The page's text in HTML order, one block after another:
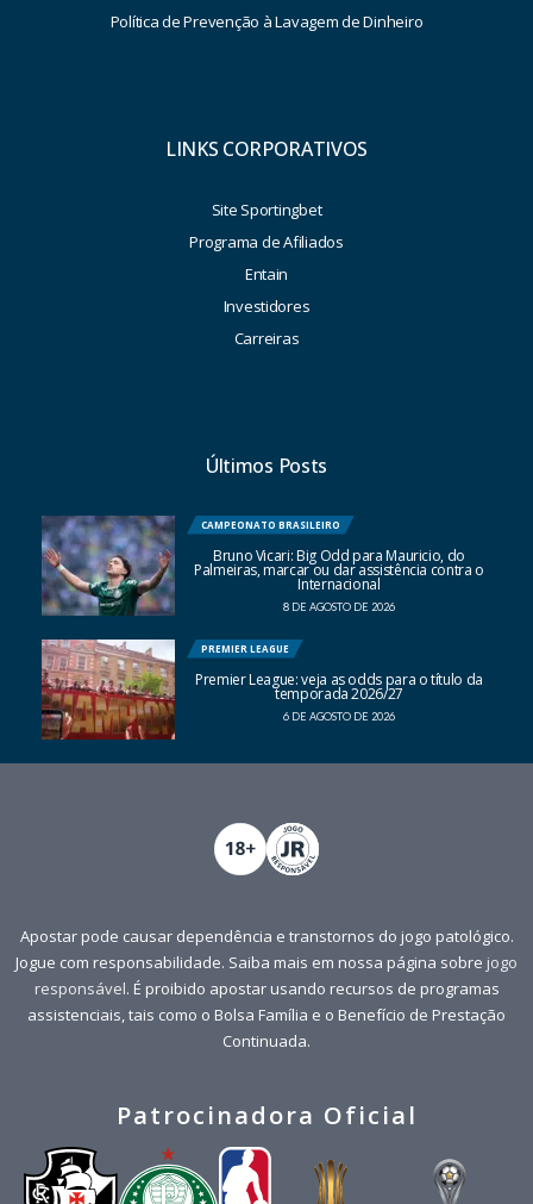
Política de Prevenção à Lavagem de Dinheiro
LINKS CORPORATIVOS
Site Sportingbet
Programa de Afiliados
Entain
Investidores
Carreiras
Últimos Posts
CAMPEONATO BRASILEIRO
Bruno Vicari: Big Odd para Mauricio, do
Palmeiras, marcar ou dar assistência contra o
Internacional
8 DE AGOSTO DE 2026
PREMIER LEAGUE
Premier League: veja as odds para o título da
temporada 2026/27
6 DE AGOSTO DE 2026
Apostar pode causar dependência e transtornos do jogo patológico.
Jogue com responsabilidade. Saiba mais em nossa página sobre jogo
responsável. É proibido apostar usando recursos de programas
assistenciais, tais como o Bolsa Família e o Benefício de Prestação
Continuada.
Patrocinadora Oficial